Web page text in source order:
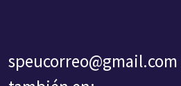
speucorreo@gmail.com